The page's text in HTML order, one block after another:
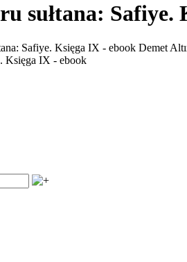
sułtana: Safiye.
Księga IX - ebook